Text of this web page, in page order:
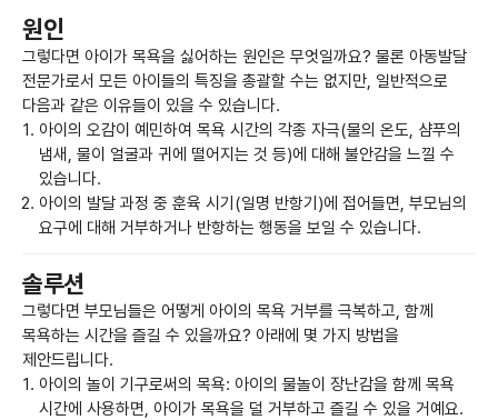
원인
그렇다면 아이가 목욕을 싫어하는 원인은 무엇일까요? 물론 아동발달
전문가로서 모든 아이들의 특징을 총괄할 수는 없지만, 일반적으로
다음과 같은 이유들이 있을 수 있습니다.
아이의 오감이 예민하여 목욕 시간의 각종 자극(물의 온도, 샴푸의
냄새, 물이 얼굴과 귀에 떨어지는 것 등)에 대해 불안감을 느낄 수
있습니다.
아이의 발달 과정 중 훈육 시기(일명 반항기)에 접어들면, 부모님의
요구에 대해 거부하거나 반항하는 행동을 보일 수 있습니다.
솔루션
그렇다면 부모님들은 어떻게 아이의 목욕 거부를 극복하고, 함께
목욕하는 시간을 즐길 수 있을까요? 아래에 몇 가지 방법을
제안드립니다.
아이의 놀이 기구로써의 목욕: 아이의 물놀이 장난감을 함께 목욕
시간에 사용하면, 아이가 목욕을 덜 거부하고 즐길 수 있을 거예요.